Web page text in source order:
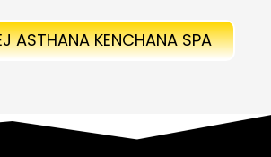
ASTHANA KENCHANA SPA